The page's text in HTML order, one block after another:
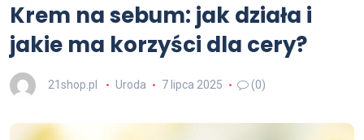
Krem na sebum: jak działa i
jakie ma korzyści dla cery?
21shop.pl Uroda 7 lipca 2025 (0)